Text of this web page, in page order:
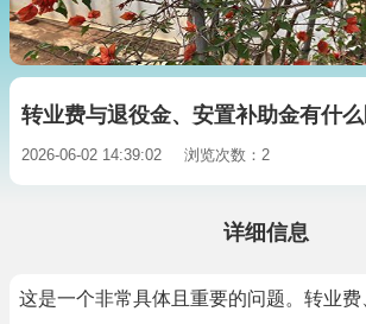
转业费与退役金、安置补助金有什
2026-06-02 14:39:02 浏览次数：2
详细信息
这是一个非常具体且重要的问题。转业